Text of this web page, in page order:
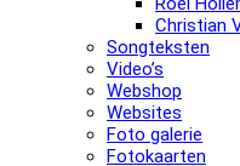
Christian
Songteksten
Video’s
Webshop
Websites
Foto galerie
Fotokaarten